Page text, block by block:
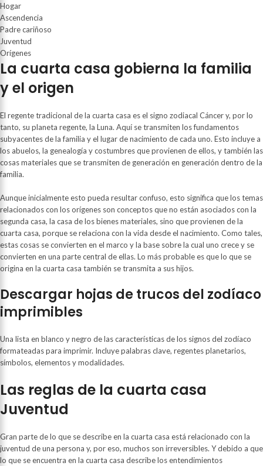
Hogar
Ascendencia
Padre cariñoso
Juventud
Orígenes
La cuarta casa gobierna la familia
y el origen
El regente tradicional de la cuarta casa es el signo zodiacal Cáncer y, por lo
tanto, su planeta regente, la Luna. Aquí se transmiten los fundamentos
subyacentes de la familia y el lugar de nacimiento de cada uno. Esto incluye a
los abuelos, la genealogía y costumbres que provienen de ellos, y también las
cosas materiales que se transmiten de generación en generación dentro de la
familia.
Aunque inicialmente esto pueda resultar confuso, esto significa que los temas
relacionados con los orígenes son conceptos que no están asociados con la
segunda casa, la casa de los bienes materiales, sino que provienen de la
cuarta casa, porque se relaciona con la vida desde el nacimiento. Como tales,
estas cosas se convierten en el marco y la base sobre la cual uno crece y se
convierten en una parte central de ellas. Lo más probable es que lo que se
origina en la cuarta casa también se transmita a sus hijos.
Descargar hojas de trucos del zodíaco
imprimibles
Una lista en blanco y negro de las características de los signos del zodíaco
formateadas para imprimir. Incluye palabras clave, regentes planetarios,
símbolos, elementos y modalidades.
Las reglas de la cuarta casa
Juventud
Gran parte de lo que se describe en la cuarta casa está relacionado con la
juventud de una persona y, por eso, muchos son irreversibles. Y debido a que
lo que se encuentra en la cuarta casa describe los entendimientos